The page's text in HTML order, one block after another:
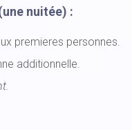
nuitée) :
premieres personnes.
additionnelle.